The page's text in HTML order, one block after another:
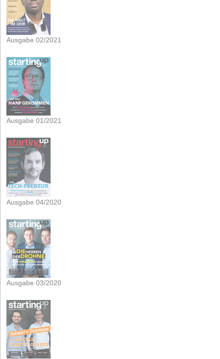
Ausgabe 02/2021
Ausgabe 01/2021
Ausgabe 04/2020
Ausgabe 03/2020